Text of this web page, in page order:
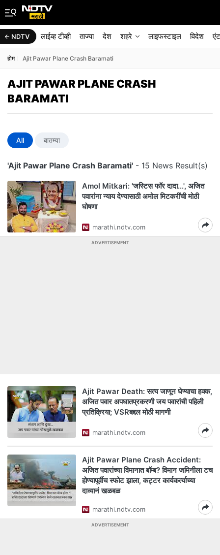
NDTV लाईव्ह टीव्ही ताज्या देश शहरे लाइफस्टाइल विदेश
होम Ajit Pawar Plane Crash Baramati
AJIT PAWAR PLANE CRASH
BARAMATI
All बातम्या
'Ajit Pawar Plane Crash Baramati' - 15 News Result(s)
Amol Mitkari: 'जस्टिस फॉर दादा...', अजित
पवारांना न्याय देण्यासाठी अमोल मिटकरींची मोठी
घोषणा
marathi.ndtv.com
ADVERTISEMENT
Ajit Pawar Death: सत्य जाणून घेण्याचा हक्क,
अजित पवार अपघातप्रकरणी जय पवारांची पहिली
प्रतिक्रिया; VSRबद्दल मोठी मागणी
marathi.ndtv.com
Ajit Pawar Plane Crash Accident:
अजित पवारांच्या विमानात बॉम्ब? विमान जमिनीला टच
होण्यापूर्वीच स्फोट झाला, कट्टर कार्यकर्त्याच्या
दाव्यानं खळबळ
marathi.ndtv.com
ADVERTISEMENT